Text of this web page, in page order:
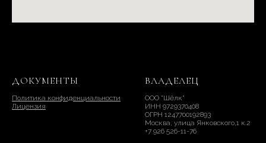
ДОКУМЕНТЫ
Политика конфиденциальности
Лицензия
ВЛАДЕЛЕЦ
ООО "Шёлк"
ИНН 9729370408
ОГРН 1247700192893
Москва, улица Янковского,1 к.2
+7 926 526-11-76